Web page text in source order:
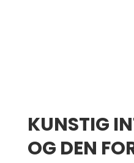
KUNSTIG
OG DEN